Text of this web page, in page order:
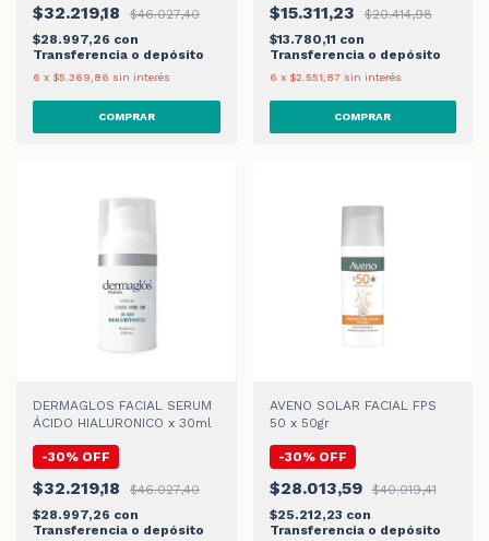
$32.219,18
$46.027,40
$28.997,26 con
Transferencia o depósito
6 x $5.369,86 sin interés
$15.311,23
$20.414,98
$13.780,11 con
Transferencia o depósito
6 x $2.551,87 sin interés
DERMAGLOS FACIAL SERUM
ÁCIDO HIALURONICO x 30ml
-30% OFF
$32.219,18
$46.027,40
$28.997,26 con
Transferencia o depósito
AVENO SOLAR FACIAL FPS
50 x 50gr
-30% OFF
$28.013,59
$40.019,41
$25.212,23 con
Transferencia o depósito